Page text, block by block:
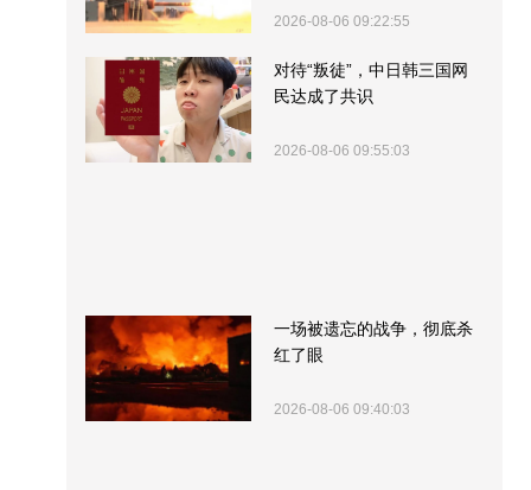
2026-08-06 09:22:55
对待“叛徒”，中日韩三国网
民达成了共识
2026-08-06 09:55:03
一场被遗忘的战争，彻底杀
红了眼
2026-08-06 09:40:03